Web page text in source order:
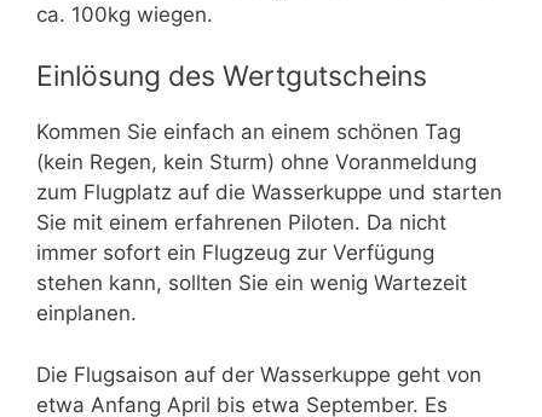
ca. 100kg wiegen.
Einlösung des Wertgutscheins
Kommen Sie einfach an einem schönen Tag
(kein Regen, kein Sturm) ohne Voranmeldung
zum Flugplatz auf die Wasserkuppe und starten
Sie mit einem erfahrenen Piloten. Da nicht
immer sofort ein Flugzeug zur Verfügung
stehen kann, sollten Sie ein wenig Wartezeit
einplanen.
Die Flugsaison auf der Wasserkuppe geht von
etwa Anfang April bis etwa September. Es